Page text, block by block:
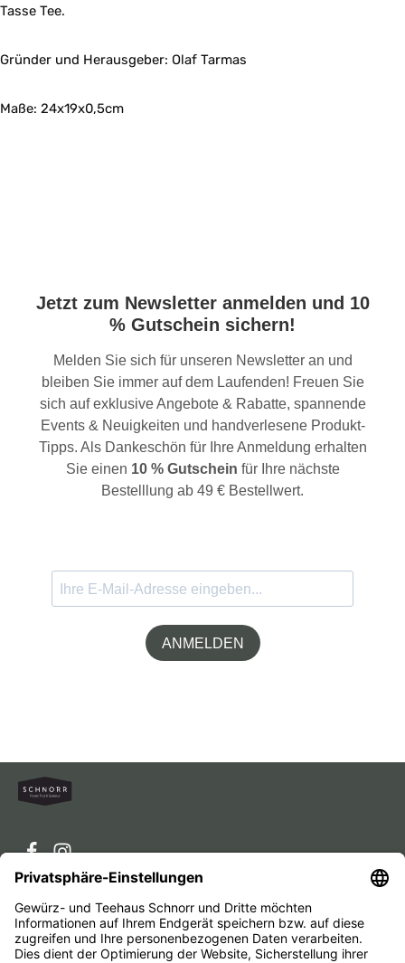
Tasse Tee.
Gründer und Herausgeber: Olaf Tarmas
Maße: 24x19x0,5cm
Jetzt zum Newsletter anmelden und 10
% Gutschein sichern!
Melden Sie sich für unseren Newsletter an und
bleiben Sie immer auf dem Laufenden! Freuen Sie
sich auf exklusive Angebote & Rabatte, spannende
Events & Neuigkeiten und handverlesene Produkt-
Tipps. Als Dankeschön für Ihre Anmeldung erhalten
Sie einen 10 % Gutschein für Ihre nächste
Bestelllung ab 49 € Bestellwert.
ANMELDEN
Service-Hotline
Service